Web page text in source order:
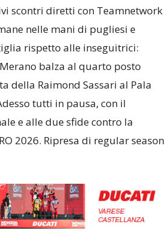
scontri diretti con Teamnetwork
nelle mani di pugliesi e
rispetto alle inseguitrici:
balza al quarto posto
della Raimond Sassari al Pala
tutti in pausa, con il
e alle due sfide contro la
2026. Ripresa di regular season